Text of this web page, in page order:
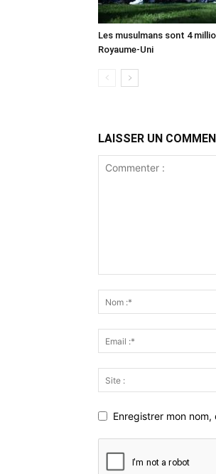
Les musulmans sont 4
Royaume-Uni
LAISSER UN
Enregistrer mon